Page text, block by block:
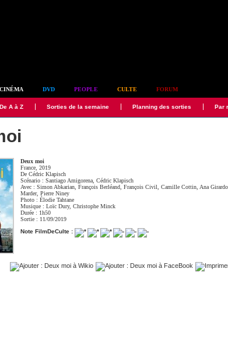
CINÉMA DVD PEOPLE CULTE FORUM
De A à Z Sorties de la semaine Planning des sorties Par
Deux moi
France, 2019
DeCédric Klapisch
Scénario :Santiago Amigorena ,Cédric Klapisch
Avec :Simon Abkarian ,François Berléand ,François Civil ,Camille Cottin Ana
Marder,Pierre Niney
Photo :Élodie Tahtane
Musique :Loïc Dury,Christophe Minck
Durée : 1h50
Sortie : 11/09/2019
Note FilmDeCulte :